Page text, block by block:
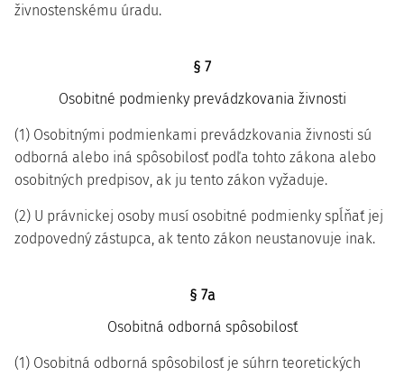
živnostenskému úradu.
§ 7
Osobitné podmienky prevádzkovania živnosti
(1) Osobitnými podmienkami prevádzkovania živnosti sú
odborná alebo iná spôsobilosť podľa tohto zákona alebo
osobitných predpisov, ak ju tento zákon vyžaduje.
(2) U právnickej osoby musí osobitné podmienky spĺňať jej
zodpovedný zástupca, ak tento zákon neustanovuje inak.
§ 7a
Osobitná odborná spôsobilosť
(1) Osobitná odborná spôsobilosť je súhrn teoretických